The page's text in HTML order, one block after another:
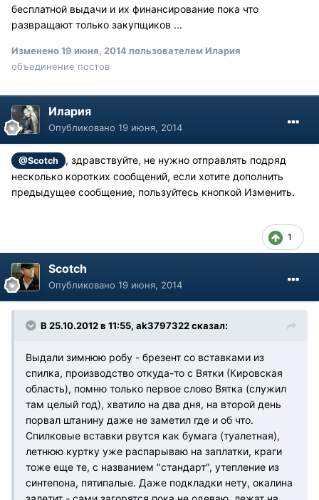
бесплатной выдачи и их финансирование пока что
развращают только закупщиков ...
Изменено19 июня, 2014пользователем Илария
объединение постов
Илария
Опубликовано 19 июня, 2014
@Scotch
, здравствуйте, не нужно отправлять подряд
несколько коротких сообщений, если хотите дополнить
предыдущее сообщение, пользуйтесь кнопкой Изменить.
1
Scotch
Опубликовано 19 июня, 2014
В 25.10.2012 в 11:55, ak3797322 сказал:
Выдали зимнюю робу - брезент со вставками из
спилка, производство откуда-то с Вятки (Кировская
область), помню только первое слово Вятка (служил
там целый год), хватило на два дня, на второй день
порвал штанину даже не заметил где и об что.
Спилковые вставки рвутся как бумага (туалетная),
летнюю куртку уже распарываю на заплатки, краги
тоже еще те, с названием "стандарт", утепление из
синтепона, пятипалые. Даже подкладки нету, окалина